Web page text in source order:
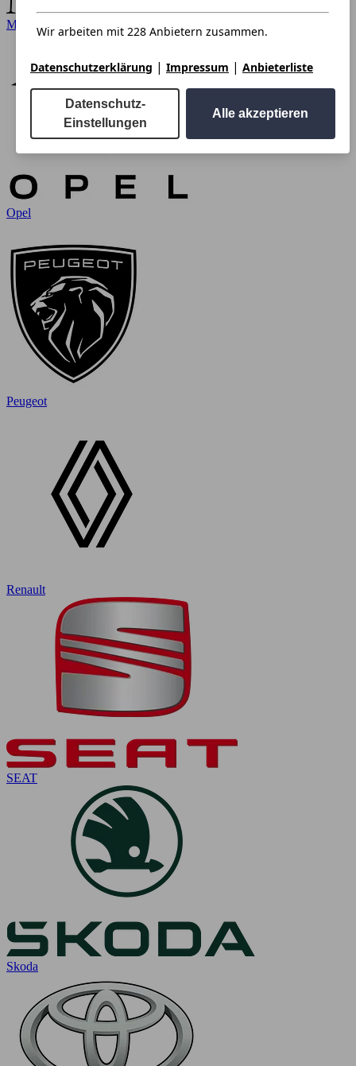
Mercedes-Benz
Opel
Peugeot
Renault
SEAT
Skoda
Wir arbeiten mit 228 Anbietern zusammen.
Datenschutzerklärung | Impressum | Anbieterliste
Datenschutz-
Einstellungen
Alle akzeptieren